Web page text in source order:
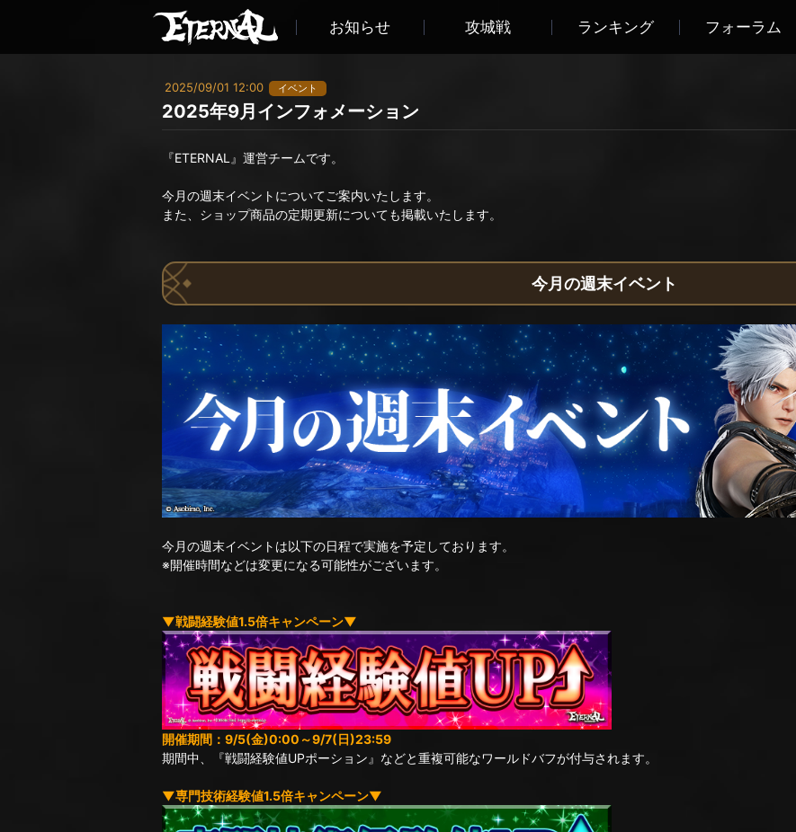
お知らせ 攻城戦 ランキング フォーラム
2025/09/01 12:00 イベント
2025年9月インフォメーション
『ETERNAL』運営チームです。
今月の週末イベントについてご案内いたします。
また、ショップ商品の定期更新についても掲載いたします。
今月の週末イベント
今月の週末イベントは以下の日程で実施を予定しております。
※開催時間などは変更になる可能性がございます。
▼戦闘経験値1.5倍キャンペーン▼
開催期間：9/5(金)0:00～9/7(日)23:59
期間中、『戦闘経験値UPポーション』などと重複可能なワールドバフが付与されます。
▼専門技術経験値1.5倍キャンペーン▼